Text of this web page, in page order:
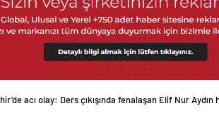
acı olay: Ders çıkışında fenalaşan Elif Nur Aydın